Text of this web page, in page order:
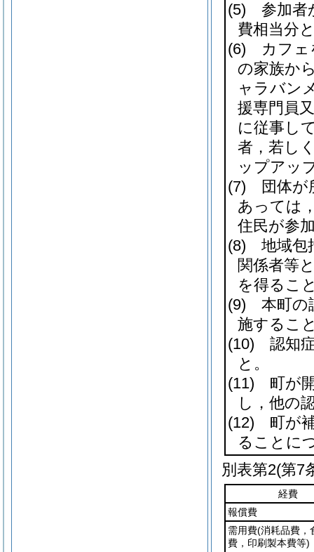
(5) 参加者
費相当分
(6) カフェ
の家族か
ャラバン
援専門員
に従事し
者，若し
ップアッ
(7) 団体が
あっては
住民が参
(8) 地域包
関係者等
を得るこ
(9) 本町の
施するこ
(10) 認知
と。
(11) 町が
し，他の
(12) 町が
ることに
別表第2(第7
経費
報償費
需用費(消耗品費，
費，印刷製本費等)